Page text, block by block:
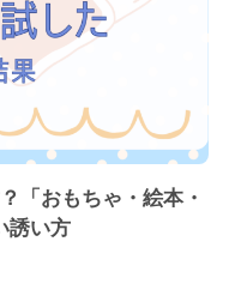
「おもちゃ・絵本・
誘い方